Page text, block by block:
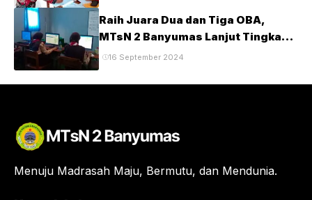
Raih Juara Dua dan Tiga OBA,
MTsN 2 Banyumas Lanjut Tingkat
Provinsi
16 September 2024
Menuju Madrasah Maju, Bermutu, dan Mendunia.